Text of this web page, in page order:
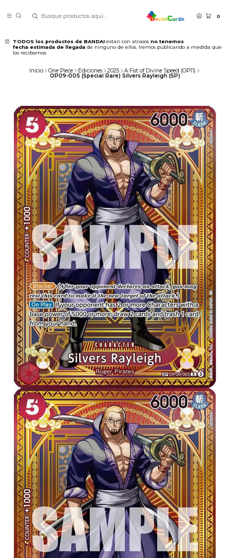
0
TODOS los productos de BANDAI estan con atrasos no tenemos
fecha estimada de llegada de ninguno de ellos. Iremos publicando a medida que
los recibamos
Inicio One Piece Ediciones 2025
A Fist of Divine Speed (OP11)
OP09-005 (Special Rare) Silvers Rayleigh (SP)